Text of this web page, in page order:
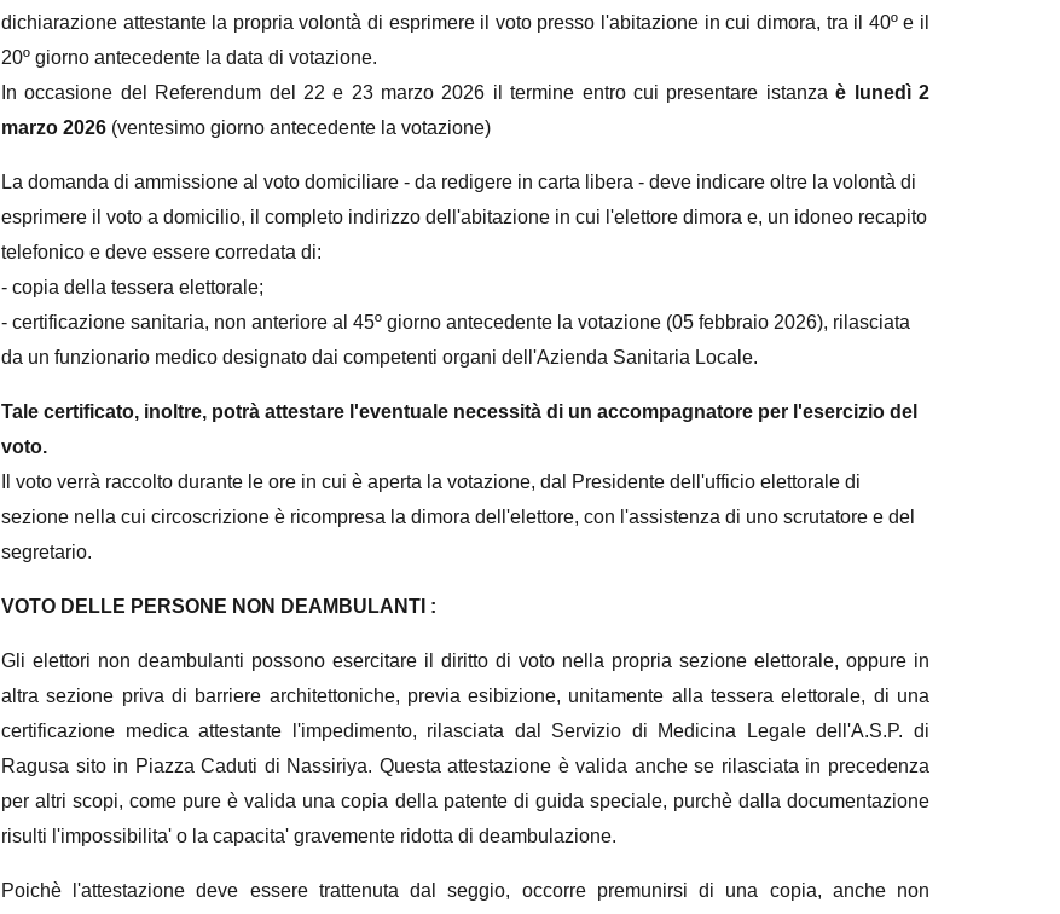
dichiarazione attestante la propria volontà di esprimere il voto presso l'abitazione in cui dimora, tra il 40º e il
20º giorno antecedente la data di votazione.
In occasione del Referendum del 22 e 23 marzo 2026 il termine entro cui presentare istanzaè lunedì 2
marzo 2026(ventesimo giorno antecedente la votazione)
La domanda di ammissione al voto domiciliare - da redigere in carta libera - deve indicare oltre la volontà di
esprimere il voto a domicilio, il completo indirizzo dell'abitazione in cui l'elettore dimora e, un idoneo recapito
telefonico e deve essere corredata di:
- copia della tessera elettorale;
- certificazione sanitaria, non anteriore al 45º giorno antecedente la votazione (05 febbraio 2026), rilasciata
da un funzionario medico designato dai competenti organi dell'Azienda Sanitaria Locale.
Tale certificato, inoltre, potrà attestare l'eventuale necessità di un accompagnatore per l'esercizio del
voto.
Il voto verrà raccolto durante le ore in cui è aperta la votazione, dal Presidente dell'ufficio elettorale di
sezione nella cui circoscrizione è ricompresa la dimora dell'elettore, con l'assistenza di uno scrutatore e del
segretario.
VOTO DELLE PERSONE NON DEAMBULANTI :
Gli elettori non deambulanti possono esercitare il diritto di voto nella propria sezione elettorale, oppure in
altra sezione priva di barriere architettoniche, previa esibizione, unitamente alla tessera elettorale, di una
certificazione medica attestante l'impedimento, rilasciata dal Servizio di Medicina Legale dell'A.S.P. di
Ragusa sito in Piazza Caduti di Nassiriya. Questa attestazione è valida anche se rilasciata in precedenza
per altri scopi, come pure è valida una copia della patente di guida speciale, purchè dalla documentazione
risulti l'impossibilita' o la capacita' gravemente ridotta di deambulazione.
Poichè l'attestazione deve essere trattenuta dal seggio, occorre premunirsi di una copia, anche non